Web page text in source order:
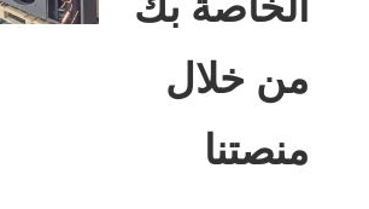
من خلال
منصتنا